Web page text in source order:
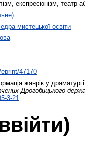
експресіонізм, театр
мистецької освіти
47170
жанрів у
Дрогобицького
3-21